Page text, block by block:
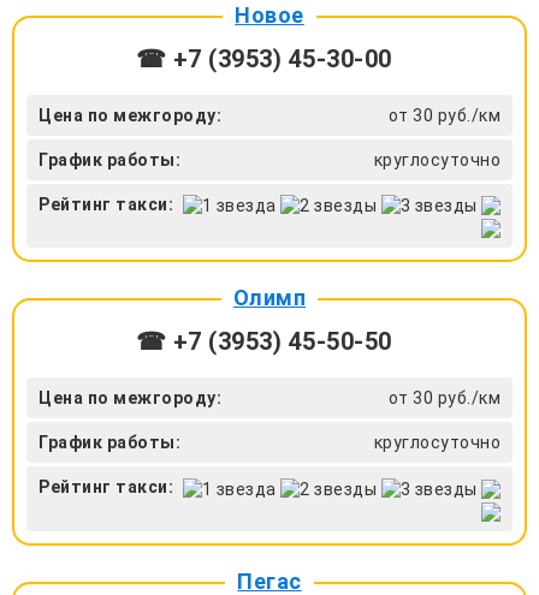
Новое
☎ +7 (3953) 45-30-00
Цена по межгороду: от 30 руб./км
График работы: круглосуточно
Рейтинг такси:
Олимп
☎ +7 (3953) 45-50-50
Цена по межгороду: от 30 руб./км
График работы: круглосуточно
Рейтинг такси:
Пегас